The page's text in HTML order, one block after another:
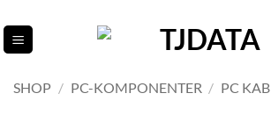
til
indhold
SHOP / PC-KOMPONENTER / PC